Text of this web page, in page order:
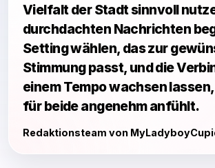
Vielfalt der Stadt sinnvoll
durchdachten Nachrichten
Setting wählen, das zur
Stimmung passt, und die
einem Tempo wachsen
für beide angenehm anfühlt.
Redaktionsteam von